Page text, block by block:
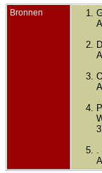
Bronnen